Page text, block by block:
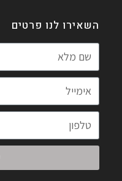
השאירו לנו פרטים